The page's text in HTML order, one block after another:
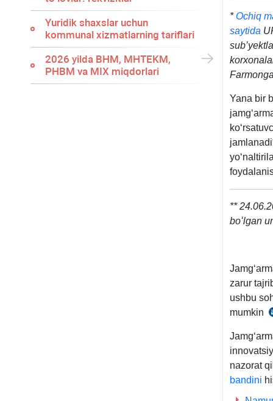
Yuridik shaхslar uchun
kommunal хizmatlarning tariflari
2026 yilda BHM, MHTEKM,
PHBM va MIX miqdorlari
*Ochiq
saytida
Farmonga
Yana bir
**
boʻlgan
zarur
ushbu
mumkin
nazorat
bandini